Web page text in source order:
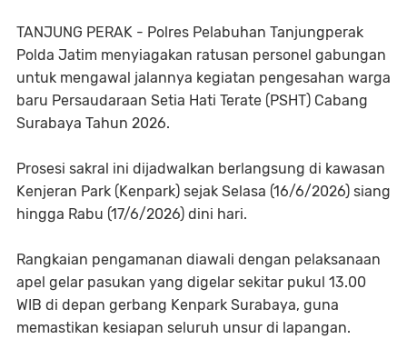
TANJUNG PERAK - Polres Pelabuhan Tanjungperak
Polda Jatim menyiagakan ratusan personel gabungan
untuk mengawal jalannya kegiatan pengesahan warga
baru Persaudaraan Setia Hati Terate (PSHT) Cabang
Surabaya Tahun 2026.
Prosesi sakral ini dijadwalkan berlangsung di kawasan
Kenjeran Park (Kenpark) sejak Selasa (16/6/2026) siang
hingga Rabu (17/6/2026) dini hari.
Rangkaian pengamanan diawali dengan pelaksanaan
apel gelar pasukan yang digelar sekitar pukul 13.00
WIB di depan gerbang Kenpark Surabaya, guna
memastikan kesiapan seluruh unsur di lapangan.